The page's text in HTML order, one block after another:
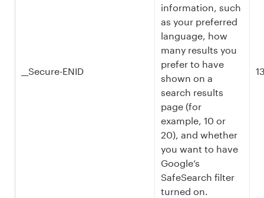
__Secure-ENID
information, such
as your preferred
language, how
many results you
prefer to have
shown on a
search results
page (for
example, 10 or
20), and whether
you want to have
Google’s
SafeSearch filter
turned on.